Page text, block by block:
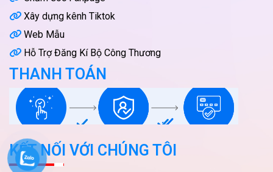
Xây dựng kênh Tiktok
Web Mẫu
Hỗ Trợ Đăng Kí Bộ Công Thương
THANH TOÁN
KẾT NỐI VỚI CHÚNG TÔI